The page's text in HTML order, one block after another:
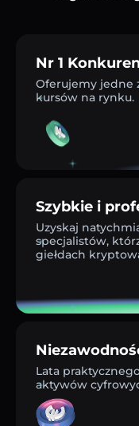
Nr 1
Oferujemy jedne
kursów na rynku.
Szybkie i
Uzyskaj
specjalistów,
giełdach
Lata
aktywów